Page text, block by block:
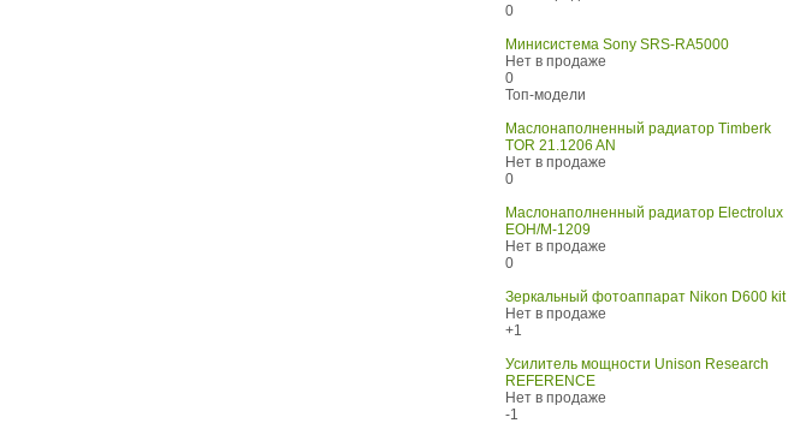
0
Минисистема Sony SRS-RA5000
Нет в продаже
0
Топ-модели
Маслонаполненный радиатор Timberk
TOR 21.1206 AN
Нет в продаже
0
Маслонаполненный радиатор Electrolux
EOH/M-1209
Нет в продаже
0
Зеркальный фотоаппарат Nikon D600 kit
Нет в продаже
+1
Усилитель мощности Unison Research
REFERENCE
Нет в продаже
-1